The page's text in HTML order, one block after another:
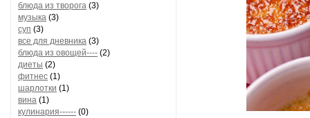
блюда из творога (3)
музыка (3)
суп (3)
все для дневника (3)
блюда из овощей---- (2)
диеты (2)
фитнес (1)
шарлотки (1)
вина (1)
кулинария------ (0)